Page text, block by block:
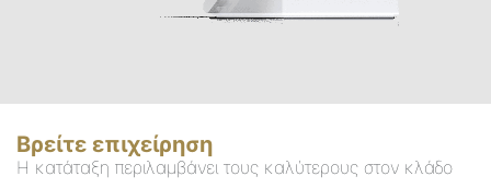
Βρείτε επιχείρηση
Η κατάταξη περιλαμβάνει τους καλύτερους στον κλάδο